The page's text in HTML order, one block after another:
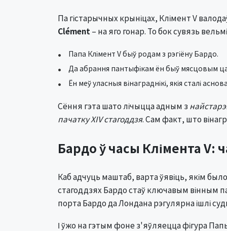
Па гістарычных крыніцах, Клімент V
Clément – на яго гонар. То бок сувязь
Папа Клімент V быў родам з рэгіёну Бардо.
Да абрання пантыфікам ён быў мясцовым
Ён меў уласныя вінаграднікі, якія сталі
Сёння гэта шато лічыцца адным з
пачатку XIV стагоддзя. Сам факт, што
Бардо ў часы Клімента V:
Каб адчуць маштаб, варта ўявіць, якім
стагоддзях Бардо стаў ключавым вінным
порта Бардо да Лондана рэгулярна ішлі
І ўжо на гэтым фоне з'яўляецца фігура